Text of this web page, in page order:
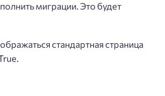
миграции. Это будет
стандартная страница